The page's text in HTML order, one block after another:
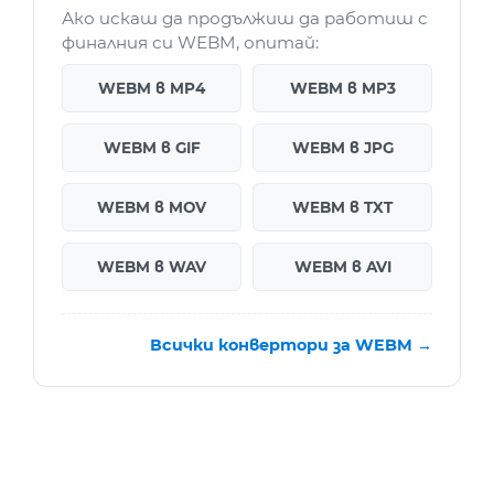
Ако искаш да продължиш да работиш с
финалния си WEBM, опитай:
WEBM в MP4 WEBM в MP3
WEBM в GIF WEBM в JPG
WEBM в MOV WEBM в TXT
WEBM в WAV WEBM в AVI
Всички конвертори за WEBM →